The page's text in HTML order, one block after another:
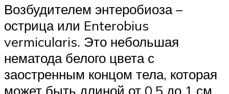
Возбудителем энтеробиоза –
острица или Enterobius
vermicularis. Это небольшая
нематода белого цвета с
заостренным концом тела, которая
может быть длиной от 0,5 до 1 см.